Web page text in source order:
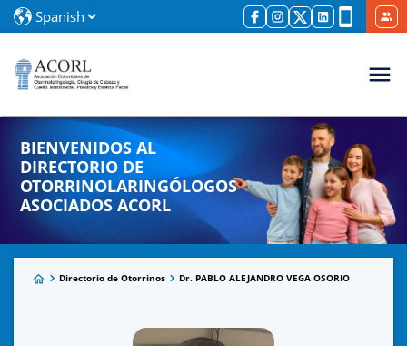
BIENVENIDOS AL
DIRECTORIO DE
OTORRINOLARINGÓLOGOS
ASOCIADOS ACORL
Directorio de Otorrinos Dr. PABLO ALEJANDRO VEGA OSORIO